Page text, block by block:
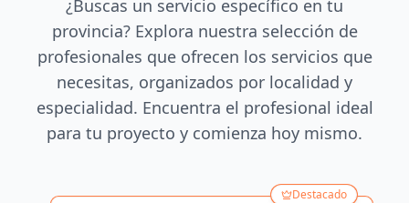
¿Buscas un servicio específico en tu
provincia? Explora nuestra selección de
profesionales que ofrecen los servicios que
necesitas, organizados por localidad y
especialidad. Encuentra el profesional ideal
para tu proyecto y comienza hoy mismo.
Destacado